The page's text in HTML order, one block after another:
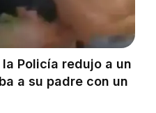
Policía redujo a un
a su padre con un